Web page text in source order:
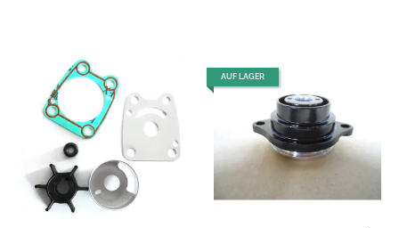
AUF LAGER